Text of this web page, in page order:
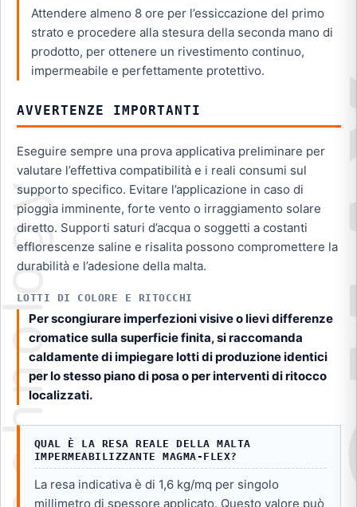
Attendere almeno 8 ore per l’essiccazione del primo
strato e procedere alla stesura della seconda mano di
prodotto, per ottenere un rivestimento continuo,
impermeabile e perfettamente protettivo.
AVVERTENZE IMPORTANTI
Eseguire sempre una prova applicativa preliminare per
valutare l’effettiva compatibilità e i reali consumi sul
supporto specifico. Evitare l’applicazione in caso di
pioggia imminente, forte vento o irraggiamento solare
diretto. Supporti saturi d’acqua o soggetti a costanti
efflorescenze saline e risalita possono compromettere la
durabilità e l’adesione della malta.
LOTTI DI COLORE E RITOCCHI
Per scongiurare imperfezioni visive o lievi differenze
cromatice sulla superficie finita, si raccomanda
caldamente di impiegare lotti di produzione identici
per lo stesso piano di posa o per interventi di ritocco
localizzati.
QUAL È LA RESA REALE DELLA MALTA
IMPERMEABILIZZANTE MAGMA-FLEX?
La resa indicativa è di 1,6 kg/mq per singolo
millimetro di spessore applicato. Questo valore può